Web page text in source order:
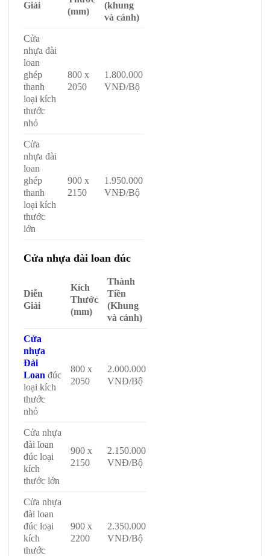
Giải
(mm)
(khung
và cánh)
Cửa
nhựa đài
loan
ghép
thanh
loại kích
thước
nhỏ
800 x
2050
1.800.000
VNĐ/Bộ
Cửa
nhựa đài
loan
ghép
thanh
loại kích
thước
lớn
900 x
2150
1.950.000
VNĐ/Bộ
Cửa nhựa đài loan đúc
Diễn
Giải
Kích
Thước
(mm)
Thành
Tiền
(Khung
và cánh)
Cửa
nhựa
Đài
Loan đúc
loại kích
thước
nhỏ
800 x
2050
2.000.000
VNĐ/Bộ
Cửa nhựa
đài loan
đúc loại
kích
thước lớn
900 x
2150
2.150.000
VNĐ/Bộ
Cửa nhựa
đài loan
đúc loại
kích
thước
900 x
2200
2.350.000
VNĐ/Bộ